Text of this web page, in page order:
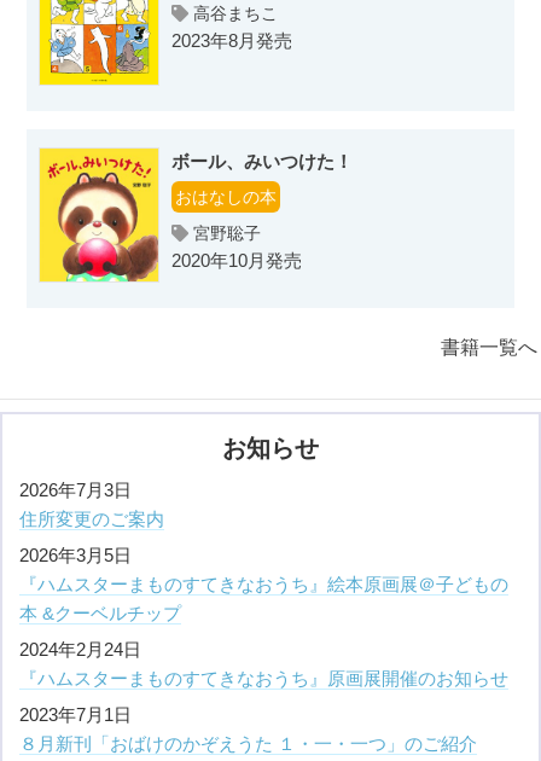
高谷まちこ
2023年8月発売
ボール、みいつけた！
おはなしの本
宮野聡子
2020年10月発売
書籍一覧へ
お知らせ
2026年7月3日
住所変更のご案内
2026年3月5日
『ハムスターまものすてきなおうち』絵本原画展＠子どもの
本 &クーベルチップ
2024年2月24日
『ハムスターまものすてきなおうち』原画展開催のお知らせ
2023年7月1日
８月新刊「おばけのかぞえうた １・一・一つ」のご紹介